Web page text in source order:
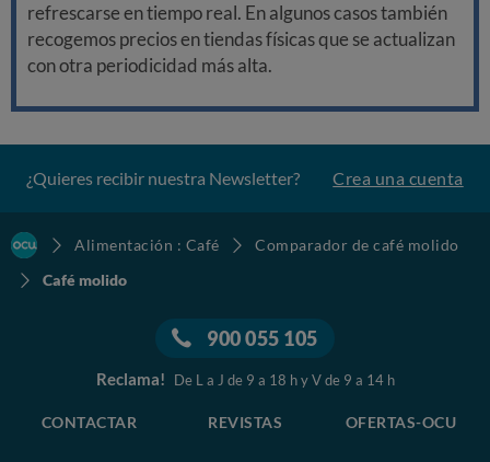
refrescarse en tiempo real. En algunos casos también
recogemos precios en tiendas físicas que se actualizan
con otra periodicidad más alta.
¿Quieres recibir nuestra Newsletter? Crea una cuenta
Alimentación : Café
Comparador de café molido
Café molido
900 055 105
Reclama! De L a J de 9 a 18 h y V de 9 a 14 h
CONTACTAR REVISTAS OFERTAS-OCU